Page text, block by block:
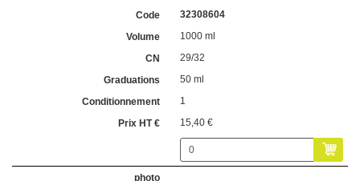
32308604
1000 ml
29/32
50 ml
1
15,40 €